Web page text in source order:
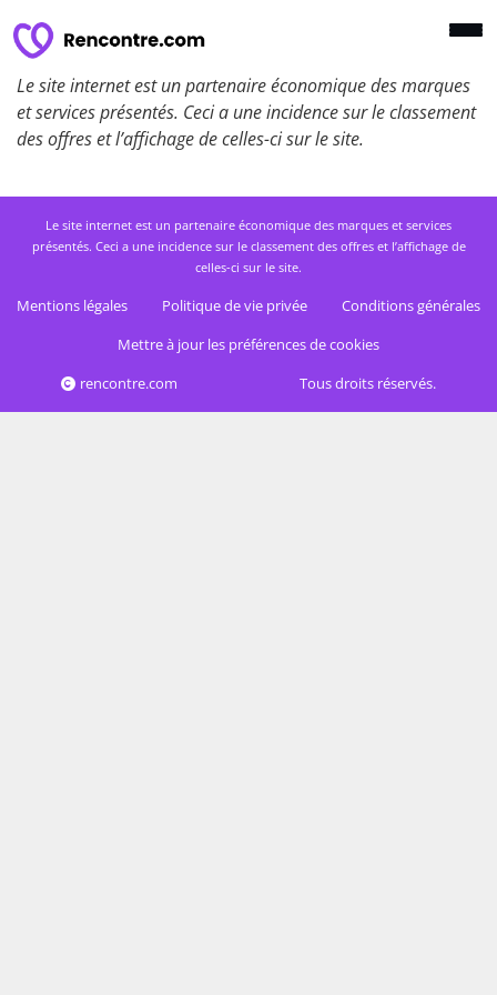
Le site internet est un partenaire économique des marques
et services présentés. Ceci a une incidence sur le classement
des offres et l’affichage de celles-ci sur le site.
Le site internet est un partenaire économique des marques et services
présentés. Ceci a une incidence sur le classement des offres et l’affichage de
celles-ci sur le site.
Mentions légales Politique de vie privée
Conditions générales
Mettre à jour les préférences de cookies
rencontre.com
Tous droits réservés.